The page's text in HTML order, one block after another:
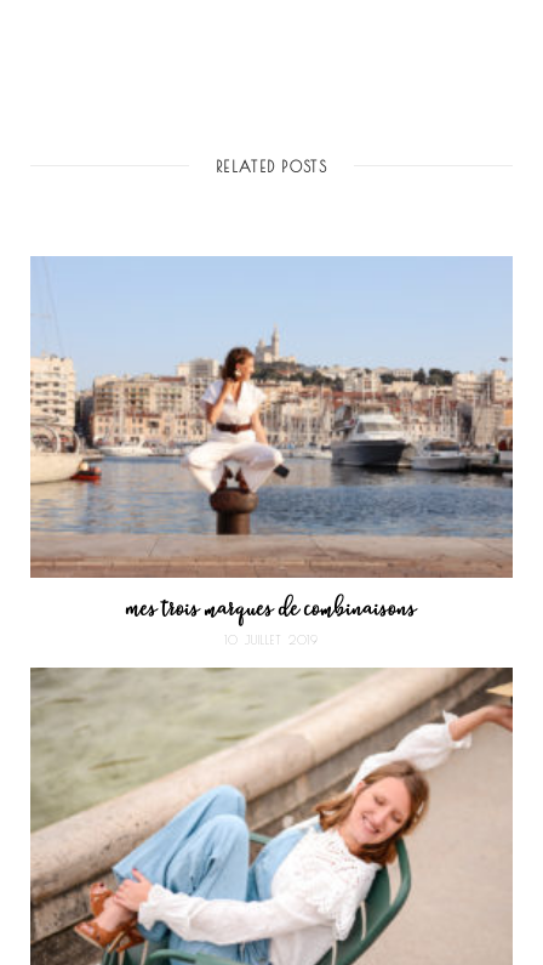
RELATED POSTS
Mes trois marques de combinaisons
10 JUILLET 2019